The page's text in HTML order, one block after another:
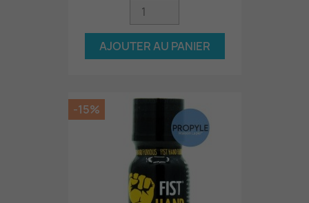
AJOUTER AU PANIER
-15%